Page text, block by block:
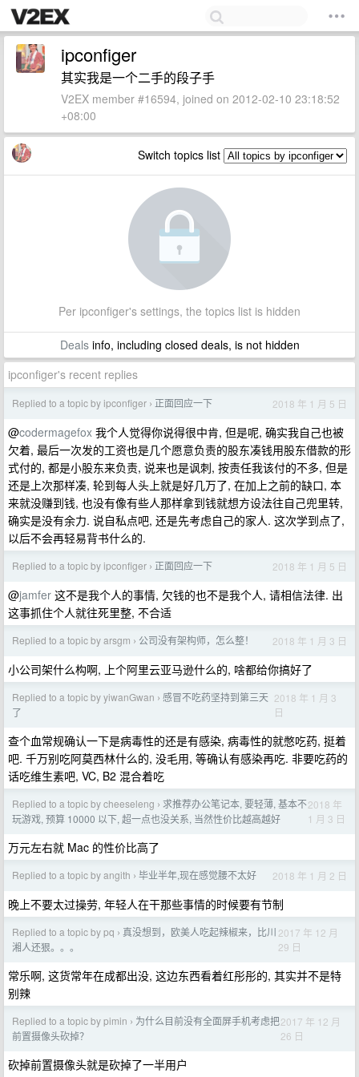
ipconfiger
其实我是一个二手的段子手
V2EX member #16594, joined on 2012-02-10 23:18:52
+08:00
Switch topics list
Per ipconfiger's settings, the topics list is hidden
Dealsinfo, including closed deals, is not hidden
ipconfiger's recent replies
Replied to a topic by ipconfiger › 正面回应一下 2018 年 1 月 5 日
@codermagefox 我个人觉得你说得很中肯, 但是呢, 确实我自己也被
欠着, 最后一次发的工资也是几个愿意负责的股东凑钱用股东借款的形
式付的, 都是小股东来负责, 说来也是讽刺, 按责任我该付的不多, 但是
还是上次那样凑, 轮到每人头上就是好几万了, 在加上之前的缺口, 本
来就没赚到钱, 也没有像有些人那样拿到钱就想方设法往自己兜里转,
确实是没有余力. 说自私点吧, 还是先考虑自己的家人. 这次学到点了,
以后不会再轻易背书什么的.
Replied to a topic by ipconfiger › 正面回应一下 2018 年 1 月 5 日
@jamfer 这不是我个人的事情, 欠钱的也不是我个人, 请相信法律. 出
这事抓住个人就往死里整, 不合适
Replied to a topic by arsgm › 公司没有架构师，怎么整！ 2018 年 1 月 3 日
小公司架什么构啊, 上个阿里云亚马逊什么的, 啥都给你搞好了
Replied to a topic by yiwanGwan › 感冒不吃药坚持到第三天
了
2018 年 1 月 3
日
查个血常规确认一下是病毒性的还是有感染, 病毒性的就憋吃药, 挺着
吧. 千万别吃阿莫西林什么的, 没毛用, 等确认有感染再吃. 非要吃药的
话吃维生素吧, VC, B2 混合着吃
Replied to a topic by cheeseleng › 求推荐办公笔记本, 要轻薄, 基本不
玩游戏, 预算 10000 以下, 超一点也没关系, 当然性价比越高越好
2018 年
1 月 3 日
万元左右就 Mac 的性价比高了
Replied to a topic by angith › 毕业半年,现在感觉腰不太好 2018 年 1 月 2 日
晚上不要太过操劳, 年轻人在干那些事情的时候要有节制
Replied to a topic by pq › 真没想到，欧美人吃起辣椒来，比川
湘人还狠。。。
2017 年 12 月
29 日
常乐啊, 这货常年在成都出没, 这边东西看着红彤彤的, 其实并不是特
别辣
Replied to a topic by pimin › 为什么目前没有全面屏手机考虑把
前置摄像头砍掉？
2017 年 12 月
26 日
砍掉前置摄像头就是砍掉了一半用户